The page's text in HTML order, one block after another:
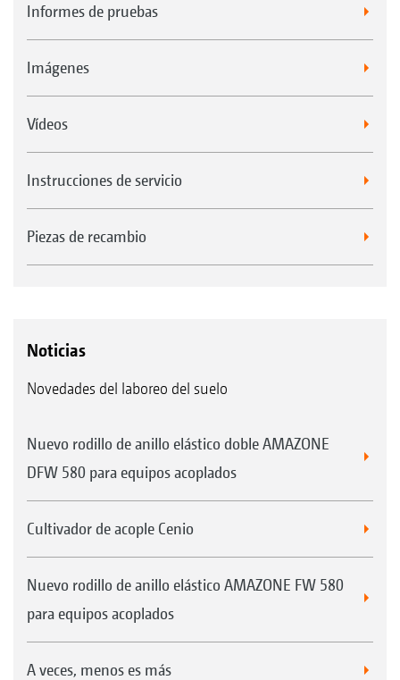
Informes de pruebas
Imágenes
Vídeos
Instrucciones de servicio
Piezas de recambio
Noticias
Novedades del laboreo del suelo
Nuevo rodillo de anillo elástico doble AMAZONE
DFW 580 para equipos acoplados
Cultivador de acople Cenio
Nuevo rodillo de anillo elástico AMAZONE FW 580
para equipos acoplados
A veces, menos es más